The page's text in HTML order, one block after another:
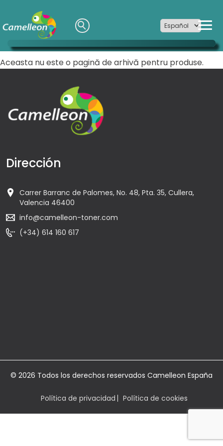
Aceasta nu este o pagină de arhivă pentru produse.
Dirección
Carrer Barranc de Palomes, No. 48, Pta. 35, Cullera,
Valencia 46400
info@camelleon-toner.com
(+34) 614 160 617
© 2026 Todos los derechos reservados Camelleon España
Política de privacidad Política de cookies